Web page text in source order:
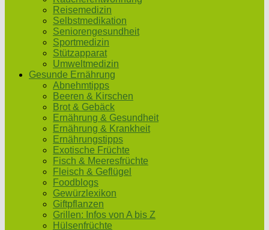
Reisemedizin
Selbstmedikation
Seniorengesundheit
Sportmedizin
Stützapparat
Umweltmedizin
Gesunde Ernährung
Abnehmtipps
Beeren & Kirschen
Brot & Gebäck
Ernährung & Gesundheit
Ernährung & Krankheit
Ernährungstipps
Exotische Früchte
Fisch & Meeresfrüchte
Fleisch & Geflügel
Foodblogs
Gewürzlexikon
Giftpflanzen
Grillen: Infos von A bis Z
Hülsenfrüchte